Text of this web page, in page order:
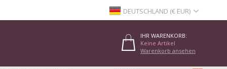
DEUTSCHLAND (€ EUR)
IHR WARENKORB:
Keine Artikel
Warenkorb ansehen